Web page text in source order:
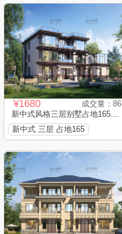
¥1680
成交量：86
新中式风格三层别墅占地165平...
新中式 三层 占地165